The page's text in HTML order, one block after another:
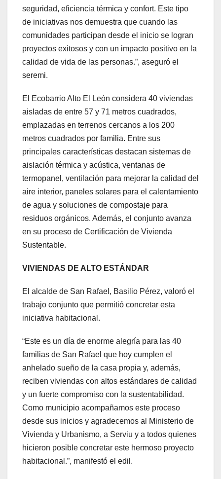
seguridad, eficiencia térmica y confort. Este tipo
de iniciativas nos demuestra que cuando las
comunidades participan desde el inicio se logran
proyectos exitosos y con un impacto positivo en la
calidad de vida de las personas.”, aseguró el
seremi.
El Ecobarrio Alto El León considera 40 viviendas
aisladas de entre 57 y 71 metros cuadrados,
emplazadas en terrenos cercanos a los 200
metros cuadrados por familia. Entre sus
principales características destacan sistemas de
aislación térmica y acústica, ventanas de
termopanel, ventilación para mejorar la calidad del
aire interior, paneles solares para el calentamiento
de agua y soluciones de compostaje para
residuos orgánicos. Además, el conjunto avanza
en su proceso de Certificación de Vivienda
Sustentable.
VIVIENDAS DE ALTO ESTÁNDAR
El alcalde de San Rafael, Basilio Pérez, valoró el
trabajo conjunto que permitió concretar esta
iniciativa habitacional.
“Este es un día de enorme alegría para las 40
familias de San Rafael que hoy cumplen el
anhelado sueño de la casa propia y, además,
reciben viviendas con altos estándares de calidad
y un fuerte compromiso con la sustentabilidad.
Como municipio acompañamos este proceso
desde sus inicios y agradecemos al Ministerio de
Vivienda y Urbanismo, a Serviu y a todos quienes
hicieron posible concretar este hermoso proyecto
habitacional.”, manifestó el edil.